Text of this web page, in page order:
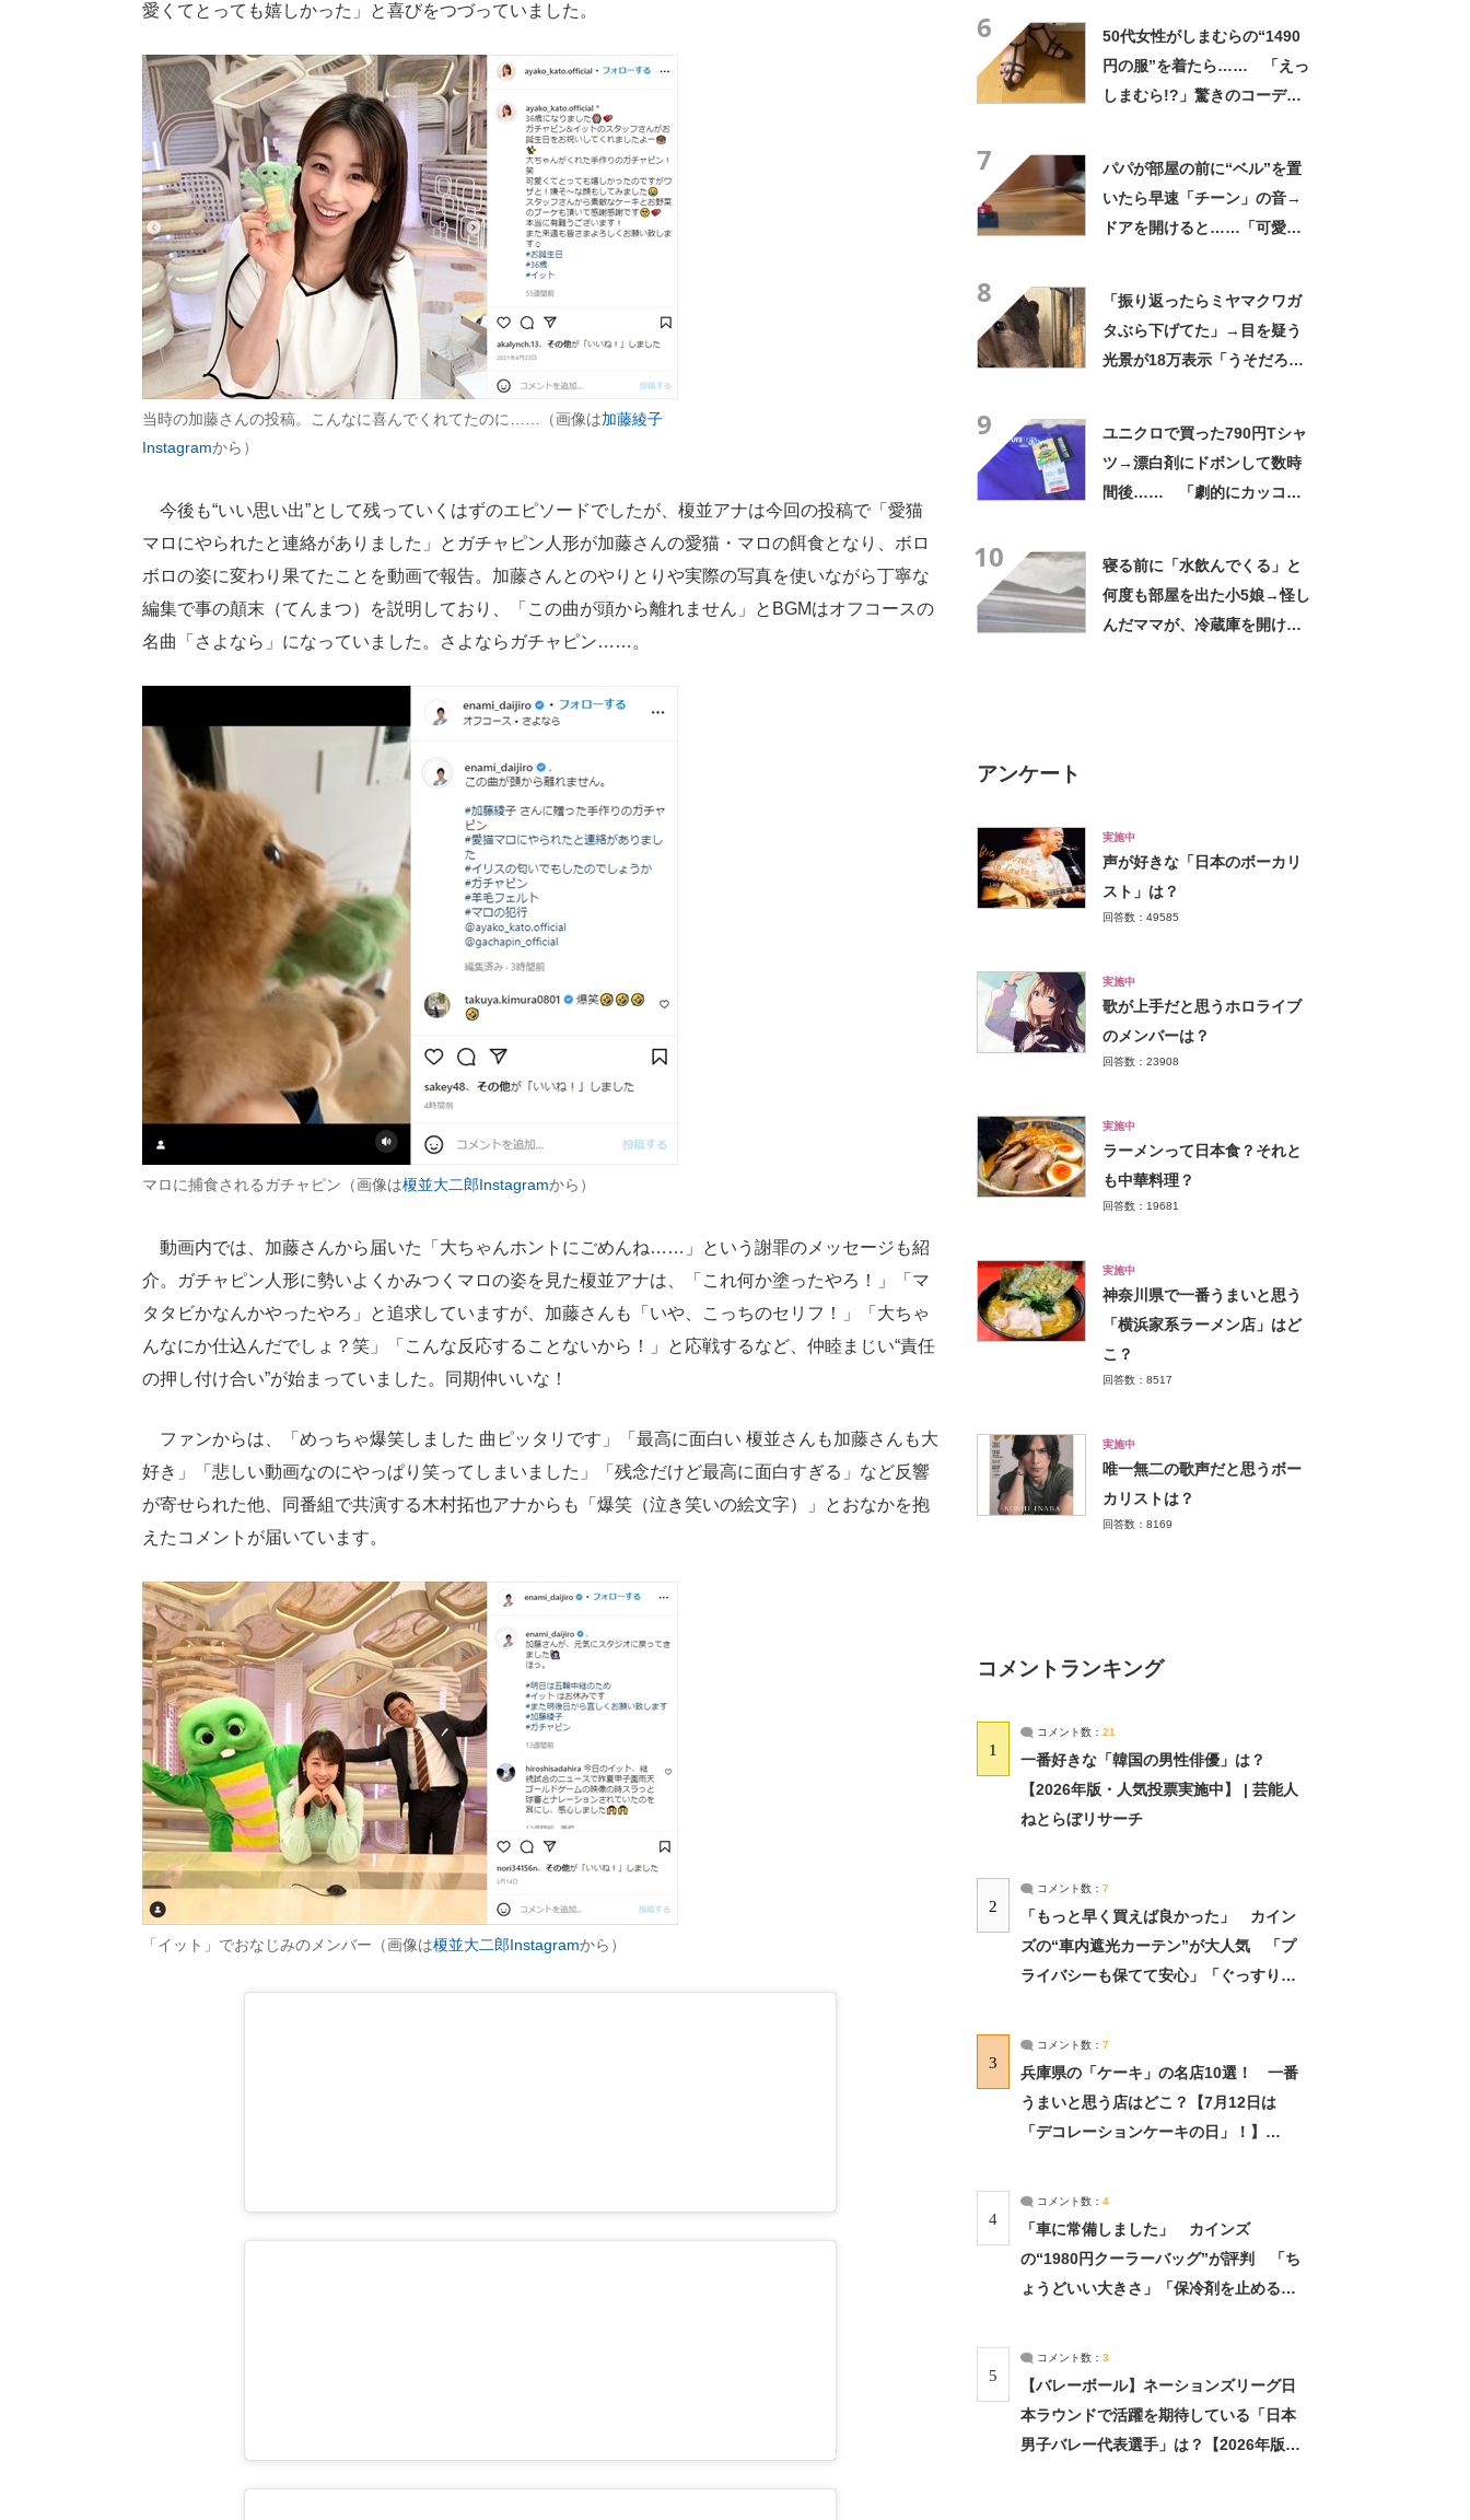
愛くてとっても嬉しかった」と喜びをつづっていました。
当時の加藤さんの投稿。こんなに喜んでくれてたのに……（画像は加藤綾子
Instagramから）
今後も“いい思い出”として残っていくはずのエピソードでしたが、榎並アナは今回の投稿で「愛猫
マロにやられたと連絡がありました」とガチャピン人形が加藤さんの愛猫・マロの餌食となり、ボロ
ボロの姿に変わり果てたことを動画で報告。加藤さんとのやりとりや実際の写真を使いながら丁寧な
編集で事の顛末（てんまつ）を説明しており、「この曲が頭から離れません」とBGMはオフコースの
名曲「さよなら」になっていました。さよならガチャピン……。
マロに捕食されるガチャピン（画像は榎並大二郎Instagramから）
動画内では、加藤さんから届いた「大ちゃんホントにごめんね……」という謝罪のメッセージも紹
介。ガチャピン人形に勢いよくかみつくマロの姿を見た榎並アナは、「これ何か塗ったやろ！」「マ
タタビかなんかやったやろ」と追求していますが、加藤さんも「いや、こっちのセリフ！」「大ちゃ
んなにか仕込んだでしょ？笑」「こんな反応することないから！」と応戦するなど、仲睦まじい“責任
の押し付け合い”が始まっていました。同期仲いいな！
ファンからは、「めっちゃ爆笑しました 曲ピッタリです」「最高に面白い 榎並さんも加藤さんも大
好き」「悲しい動画なのにやっぱり笑ってしまいました」「残念だけど最高に面白すぎる」など反響
が寄せられた他、同番組で共演する木村拓也アナからも「爆笑（泣き笑いの絵文字）」とおなかを抱
えたコメントが届いています。
「イット」でおなじみのメンバー（画像は榎並大二郎Instagramから）
6
50代女性がしまむらの“1490
円の服”を着たら…… 「えっ
しまむら!?」驚きのコーデに
7
パパが部屋の前に“ベル”を置
いたら早速「チーン」の音→
ドアを開けると……「可愛す
8
「振り返ったらミヤマクワガ
タぶら下げてた」→目を疑う
光景が18万表示「うそだろ
9
ユニクロで買った790円Tシャ
ツ→漂白剤にドボンして数時
間後…… 「劇的にカッコよ
10
寝る前に「水飲んでくる」と
何度も部屋を出た小5娘→怪し
んだママが、冷蔵庫を開ける
アンケート
実施中
声が好きな「日本のボーカリ
スト」は？
回答数：49585
実施中
歌が上手だと思うホロライブ
のメンバーは？
回答数：23908
実施中
ラーメンって日本食？それと
も中華料理？
回答数：19681
実施中
神奈川県で一番うまいと思う
「横浜家系ラーメン店」はど
こ？
回答数：8517
実施中
唯一無二の歌声だと思うボー
カリストは？
回答数：8169
コメントランキング
1
コメント数： 21
一番好きな「韓国の男性俳優」は？
【2026年版・人気投票実施中】 | 芸能人
ねとらぼリサーチ
2
コメント数： 7
「もっと早く買えば良かった」 カイン
ズの“車内遮光カーテン”が大人気 「プ
ライバシーも保てて安心」「ぐっすり眠
3
コメント数： 7
兵庫県の「ケーキ」の名店10選！ 一番
うまいと思う店はどこ？【7月12日は
「デコレーションケーキの日」！】
4
コメント数： 4
「車に常備しました」 カインズ
の“1980円クーラーバッグ”が評判 「ち
ょうどいい大きさ」「保冷剤を止めるベ
5
コメント数： 3
【バレーボール】ネーションズリーグ日
本ラウンドで活躍を期待している「日本
男子バレー代表選手」は？【2026年版・